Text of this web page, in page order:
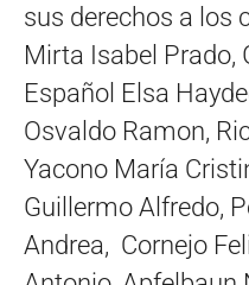
sus derechos a los
Mirta Isabel Prado,
Español Elsa
Osvaldo Ramon,
Yacono María
Guillermo Alfredo,
Andrea, Cornejo